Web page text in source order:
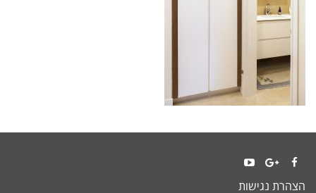
Facebook
Google+
YouTubeהצהרת נגישות